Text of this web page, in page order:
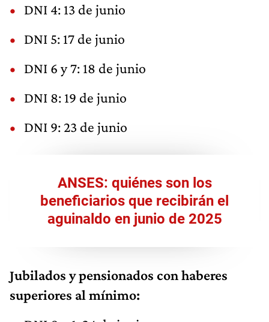
DNI 4: 13 de junio
DNI 5: 17 de junio
DNI 6 y 7: 18 de junio
DNI 8: 19 de junio
DNI 9: 23 de junio
ANSES: quiénes son los
beneficiarios que recibirán el
aguinaldo en junio de 2025
Jubilados y pensionados con haberes
superiores al mínimo: